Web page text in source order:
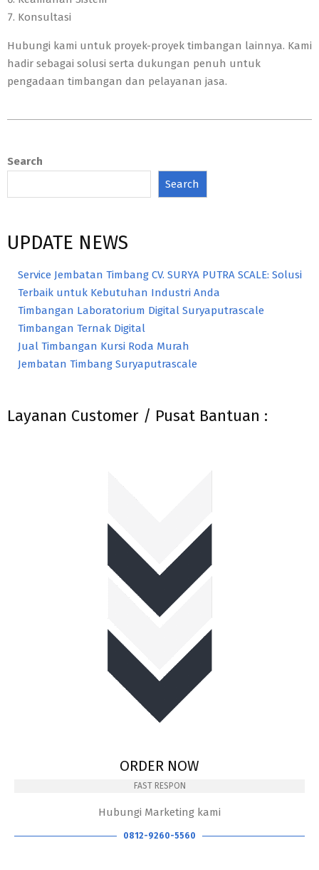
Konsultasi
Hubungi kami untuk proyek-proyek timbangan lainnya. Kami
hadir sebagai solusi serta dukungan penuh untuk
pengadaan timbangan dan pelayanan jasa.
27
Search
Search
UPDATE NEWS
Service Jembatan Timbang CV. SURYA PUTRA SCALE: Solusi
Terbaik untuk Kebutuhan Industri Anda
Timbangan Laboratorium Digital Suryaputrascale
Timbangan Ternak Digital
Jual Timbangan Kursi Roda Murah
Jembatan Timbang Suryaputrascale
Layanan Customer / Pusat Bantuan :
ORDER NOW
FAST RESPON
Hubungi Marketing kami
0812-9260-5560